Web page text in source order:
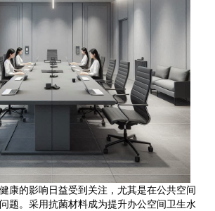
康的影响日益受到关注，尤其是在公共空间
题。采用抗菌材料成为提升办公空间卫生水